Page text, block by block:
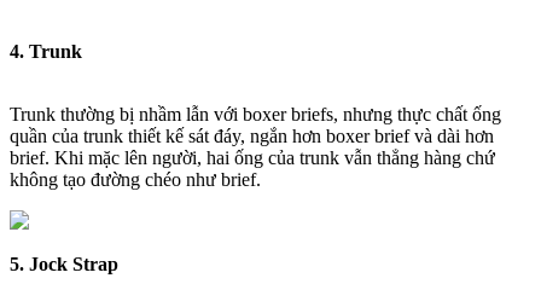
4. Trunk
Trunk thường bị nhầm lẫn với boxer briefs, nhưng thực chất ống
quần của trunk thiết kế sát đáy, ngắn hơn boxer brief và dài hơn
brief. Khi mặc lên người, hai ống của trunk vẫn thẳng hàng chứ
không tạo đường chéo như brief.
5. Jock Strap